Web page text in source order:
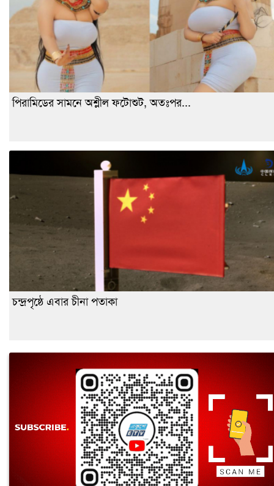
পিরামিডের সামনে অশ্লীল ফটোশুট, অতঃপর...
চন্দ্রপৃষ্ঠে এবার চীনা পতাকা